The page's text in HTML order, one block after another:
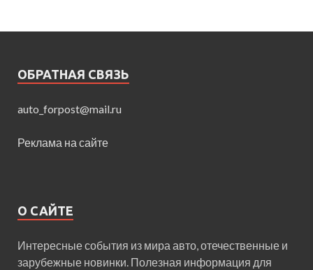
ОБРАТНАЯ СВЯЗЬ
auto_forpost@mail.ru
Реклама на сайте
О САЙТЕ
Интересные события из мира авто, отечественные и
зарубежные новинки. Полезная информация для